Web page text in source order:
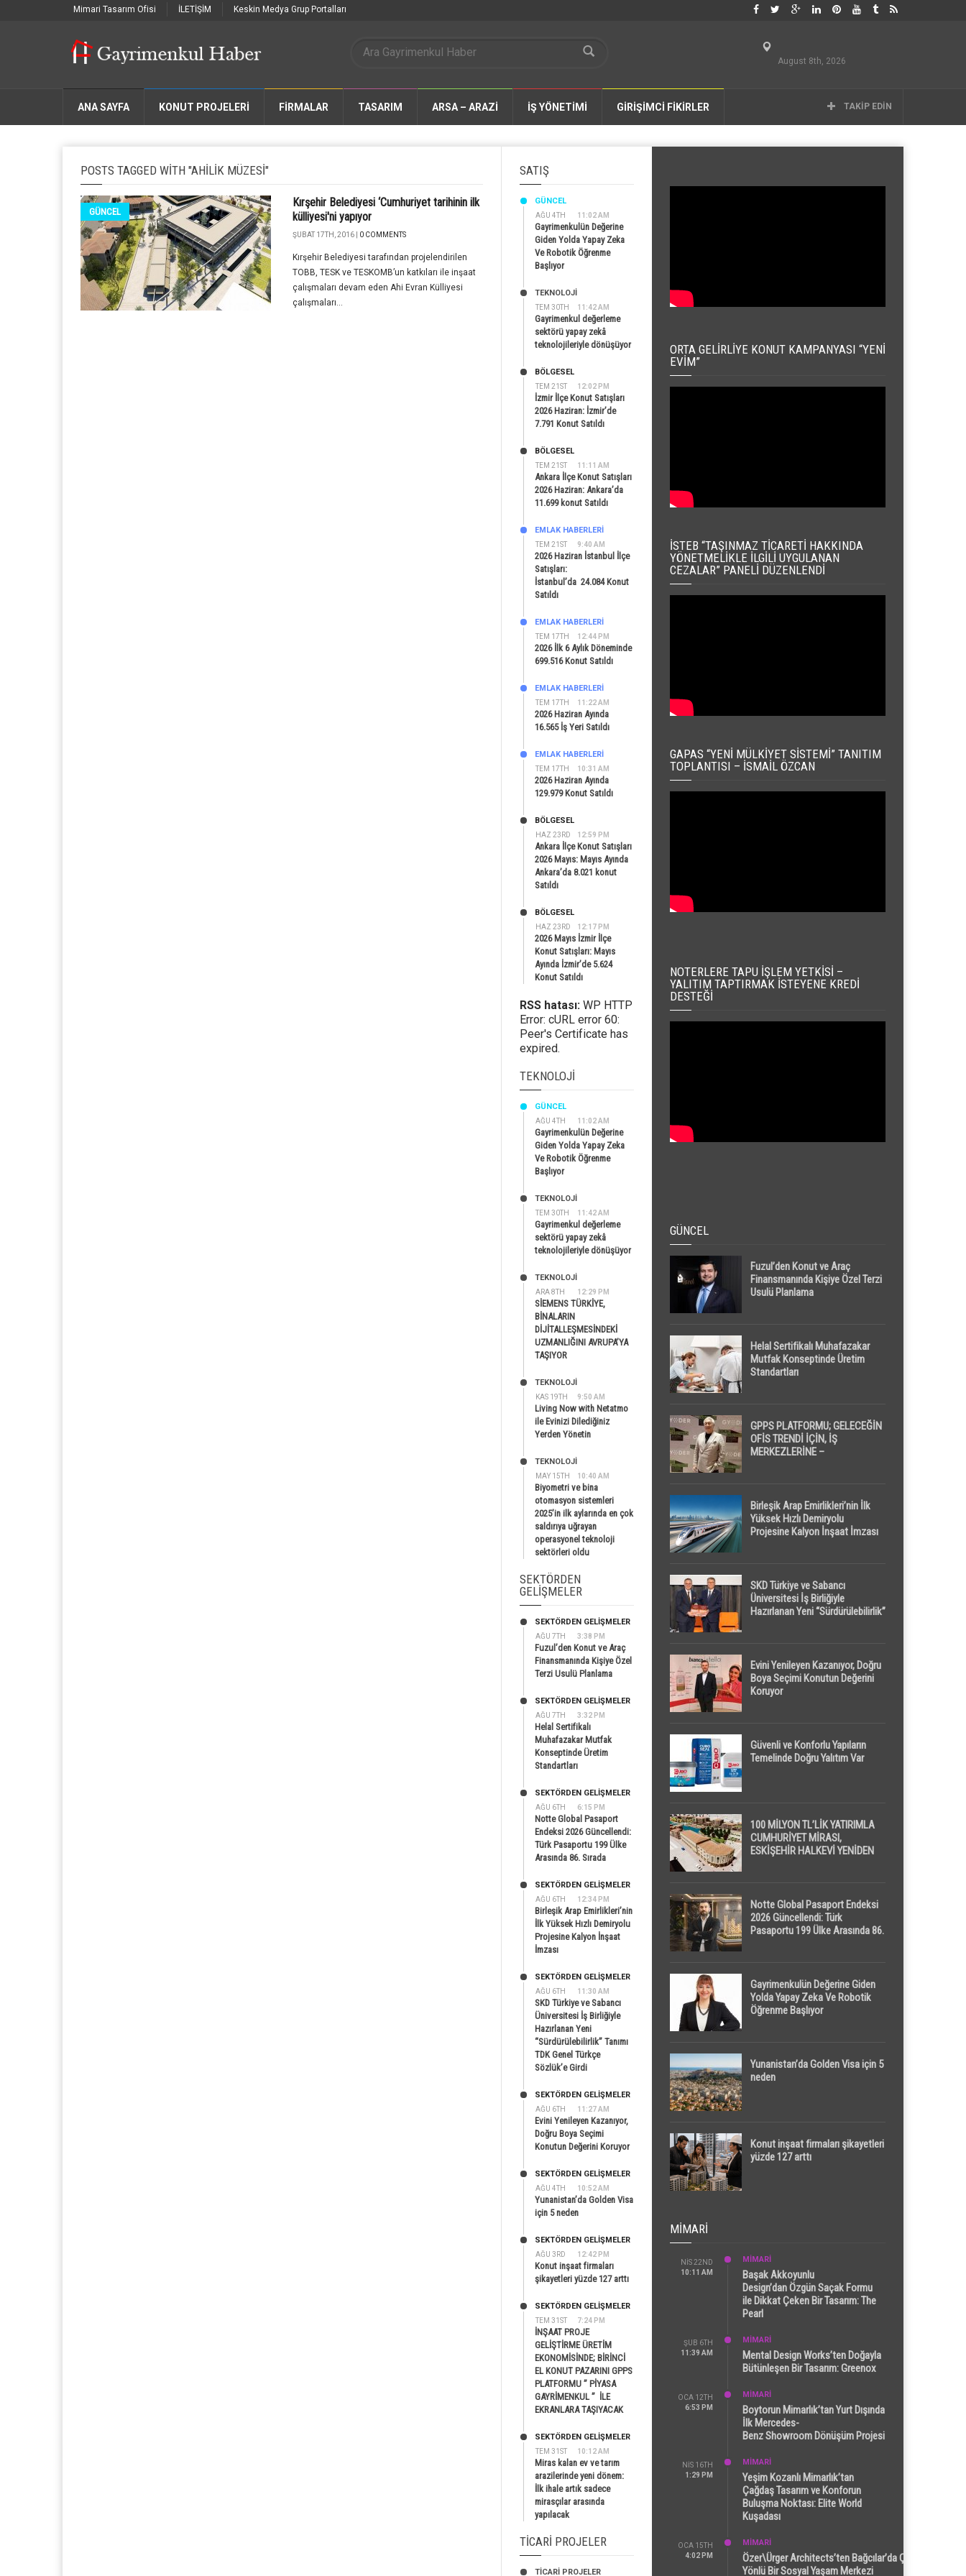
Mimari Tasarım Ofisi İLETİŞİM Keskin Medya Grup Portalları
August 8th, 2026
ANA SAYFA KONUT PROJELERİ FIRMALAR TASARIM ARSA – ARAZİ İŞ YÖNETİMİ GİRİŞİMCİ FİKİRLER TAKIP EDIN
POSTS TAGGED WITH "AHILIK MÜZESI"
GÜNCEL
Kırşehir Belediyesi ‘Cumhuriyet tarihinin ilk
külliyesi'ni yapıyor
ŞUBAT 17TH, 2016 | 0 COMMENTS
Kırşehir Belediyesi tarafından projelendirilen
TOBB, TESK ve TESKOMB’un katkıları ile inşaat
çalışmaları devam eden Ahi Evran Külliyesi
çalışmaları...
SATIŞ
AĞU 4TH 11:02 AM
GÜNCEL
Gayrimenkulün Değerine
Giden Yolda Yapay Zeka
Ve Robotik Öğrenme
Başlıyor
TEM 30TH 11:42 AM
TEKNOLOJİ
Gayrimenkul değerleme
sektörü yapay zekâ
teknolojileriyle dönüşüyor
TEM 21ST 12:02 PM
BÖLGESEL
İzmir İlçe Konut Satışları
2026 Haziran: İzmir’de
7.791 Konut Satıldı
TEM 21ST 11:11 AM
BÖLGESEL
Ankara İlçe Konut Satışları
2026 Haziran: Ankara’da
11.699 konut Satıldı
TEM 21ST 9:40 AM
EMLAK HABERLERI
2026 Haziran İstanbul İlçe
Satışları:
İstanbul’da 24.084 Konut
Satıldı
TEM 17TH 12:44 PM
EMLAK HABERLERI
2026 İlk 6 Aylık Döneminde
699.516 Konut Satıldı
TEM 17TH 11:22 AM
EMLAK HABERLERI
2026 Haziran Ayında
16.565 İş Yeri Satıldı
TEM 17TH 10:31 AM
EMLAK HABERLERI
2026 Haziran Ayında
129.979 Konut Satıldı
HAZ 23RD 12:59 PM
BÖLGESEL
Ankara İlçe Konut Satışları
2026 Mayıs: Mayıs Ayında
Ankara’da 8.021 konut
Satıldı
HAZ 23RD 12:17 PM
BÖLGESEL
2026 Mayıs İzmir İlçe
Konut Satışları: Mayıs
Ayında İzmir’de 5.624
Konut Satıldı
RSS hatası: WP HTTP
Error: cURL error 60:
Peer's Certificate has
expired.
TEKNOLOJI
AĞU 4TH 11:02 AM
GÜNCEL
Gayrimenkulün Değerine
Giden Yolda Yapay Zeka
Ve Robotik Öğrenme
Başlıyor
TEM 30TH 11:42 AM
TEKNOLOJİ
Gayrimenkul değerleme
sektörü yapay zekâ
teknolojileriyle dönüşüyor
ARA 8TH 12:29 PM
TEKNOLOJİ
SİEMENS TÜRKİYE,
BİNALARIN
DİJİTALLEŞMESİNDEKİ
UZMANLIĞINI AVRUPA’YA
TAŞIYOR
KAS 19TH 9:50 AM
TEKNOLOJİ
Living Now with Netatmo
ile Evinizi Dilediğiniz
Yerden Yönetin
MAY 15TH 10:40 AM
TEKNOLOJİ
Biyometri ve bina
otomasyon sistemleri
2025’in ilk aylarında en çok
saldırıya uğrayan
operasyonel teknoloji
sektörleri oldu
SEKTÖRDEN
GELIŞMELER
AĞU 7TH 3:38 PM
SEKTÖRDEN GELIŞMELER
Fuzul’den Konut ve Araç
Finansmanında Kişiye Özel
Terzi Usulü Planlama
AĞU 7TH 3:32 PM
SEKTÖRDEN GELIŞMELER
Helal Sertifikalı
Muhafazakar Mutfak
Konseptinde Üretim
Standartları
AĞU 6TH 6:15 PM
SEKTÖRDEN GELIŞMELER
Notte Global Pasaport
Endeksi 2026 Güncellendi:
Türk Pasaportu 199 Ülke
Arasında 86. Sırada
AĞU 6TH 12:34 PM
SEKTÖRDEN GELIŞMELER
Birleşik Arap Emirlikleri’nin
İlk Yüksek Hızlı Demiryolu
Projesine Kalyon İnşaat
İmzası
AĞU 6TH 11:30 AM
SEKTÖRDEN GELIŞMELER
SKD Türkiye ve Sabancı
Üniversitesi İş Birliğiyle
Hazırlanan Yeni
“Sürdürülebilirlik” Tanımı
TDK Genel Türkçe
Sözlük’e Girdi
AĞU 6TH 11:27 AM
SEKTÖRDEN GELIŞMELER
Evini Yenileyen Kazanıyor,
Doğru Boya Seçimi
Konutun Değerini Koruyor
AĞU 4TH 10:52 AM
SEKTÖRDEN GELIŞMELER
Yunanistan’da Golden Visa
için 5 neden
AĞU 3RD 12:42 PM
SEKTÖRDEN GELIŞMELER
Konut inşaat firmaları
şikayetleri yüzde 127 arttı
TEM 31ST 7:24 PM
SEKTÖRDEN GELIŞMELER
İNŞAAT PROJE
GELİŞTİRME ÜRETİM
EKONOMİSİNDE; BİRİNCİ
EL KONUT PAZARINI GPPS
PLATFORMU ” PİYASA
GAYRİMENKUL ” İLE
EKRANLARA TAŞIYACAK
TEM 31ST 10:12 AM
SEKTÖRDEN GELIŞMELER
Miras kalan ev ve tarım
arazilerinde yeni dönem:
İlk ihale artık sadece
mirasçılar arasında
yapılacak
TICARI PROJELER
TİCARİ PROJELER
ORTA GELIRLIYE KONUT KAMPANYASI “YENI
EVIM”
İSTEB “TAŞINMAZ TICARETI HAKKINDA
YÖNETMELIKLE İLGILI UYGULANAN
CEZALAR” PANELI DÜZENLENDI
GAPAS “YENI MÜLKIYET SISTEMI” TANITIM
TOPLANTISI – İSMAIL ÖZCAN
NOTERLERE TAPU İŞLEM YETKISI –
YALITIM TAPTIRMAK İSTEYENE KREDI
DESTEĞI
GÜNCEL
Fuzul’den Konut ve Araç
Finansmanında Kişiye Özel Terzi
Usulü Planlama
Helal Sertifikalı Muhafazakar
Mutfak Konseptinde Üretim
Standartları
GPPS PLATFORMU; GELECEĞİN
OFİS TRENDİ İÇİN, İŞ
MERKEZLERİNE –
Birleşik Arap Emirlikleri’nin İlk
Yüksek Hızlı Demiryolu
Projesine Kalyon İnşaat İmzası
SKD Türkiye ve Sabancı
Üniversitesi İş Birliğiyle
Hazırlanan Yeni “Sürdürülebilirlik”
Evini Yenileyen Kazanıyor, Doğru
Boya Seçimi Konutun Değerini
Koruyor
Güvenli ve Konforlu Yapıların
Temelinde Doğru Yalıtım Var
100 MİLYON TL’LİK YATIRIMLA
CUMHURİYET MİRASI,
ESKİŞEHİR HALKEVİ YENİDEN
Notte Global Pasaport Endeksi
2026 Güncellendi: Türk
Pasaportu 199 Ülke Arasında 86.
Gayrimenkulün Değerine Giden
Yolda Yapay Zeka Ve Robotik
Öğrenme Başlıyor
Yunanistan’da Golden Visa için 5
neden
Konut inşaat firmaları şikayetleri
yüzde 127 arttı
MIMARI
NIS 22ND
10:11 AM
MİMARİ
Başak Akkoyunlu
Design’dan Özgün Saçak Formu
ile Dikkat Çeken Bir Tasarım: The
Pearl
ŞUB 6TH
11:39 AM
MİMARİ
Mental Design Works’ten Doğayla
Bütünleşen Bir Tasarım: Greenox
OCA 12TH
6:53 PM
MİMARİ
Boytorun Mimarlık’tan Yurt Dışında
İlk Mercedes-
Benz Showroom Dönüşüm Projesi
NIS 16TH
1:29 PM
MİMARİ
Yeşim Kozanlı Mimarlık’tan
Çağdaş Tasarım ve Konforun
Buluşma Noktası: Elite World
Kuşadası
OCA 15TH
4:02 PM
MİMARİ
Özer\Ürger Architects’ten Bağcılar’da Çok
Yönlü Bir Sosyal Yaşam Merkezi